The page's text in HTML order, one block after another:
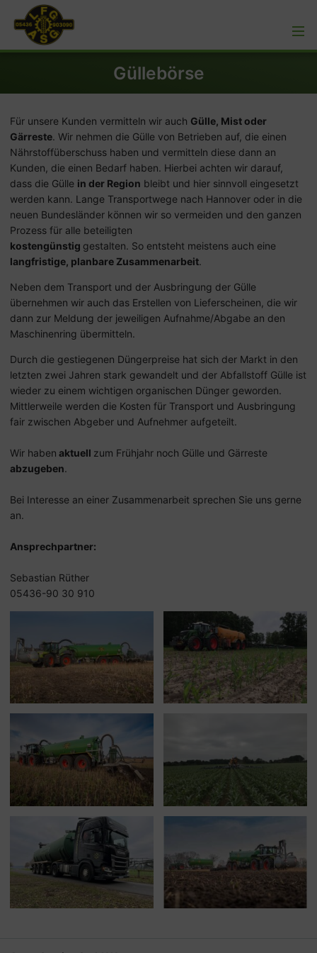
Güllebörse
Für unsere Kunden vermitteln wir auch Gülle, Mist oder
Gärreste. Wir nehmen die Gülle von Betrieben auf, die einen
Nährstoffüberschuss haben und vermitteln diese dann an
Kunden, die einen Bedarf haben. Hierbei achten wir darauf,
dass die Gülle in der Region bleibt und hier sinnvoll eingesetzt
werden kann. Lange Transportwege nach Hannover oder in die
neuen Bundesländer können wir so vermeiden und den ganzen
Prozess für alle beteiligten
kostengünstig gestalten. So entsteht meistens auch eine
langfristige, planbare Zusammenarbeit.
Neben dem Transport und der Ausbringung der Gülle
übernehmen wir auch das Erstellen von Lieferscheinen, die wir
dann zur Meldung der jeweiligen Aufnahme/Abgabe an den
Maschinenring übermitteln.
Durch die gestiegenen Düngerpreise hat sich der Markt in den
letzten zwei Jahren stark gewandelt und der Abfallstoff Gülle ist
wieder zu einem wichtigen organischen Dünger geworden.
Mittlerweile werden die Kosten für Transport und Ausbringung
fair zwischen Abgeber und Aufnehmer aufgeteilt.
Wir haben aktuell zum Frühjahr noch Gülle und Gärreste
abzugeben.
Bei Interesse an einer Zusammenarbeit sprechen Sie uns gerne
an.
Ansprechpartner:
Sebastian Rüther
05436-90 30 910